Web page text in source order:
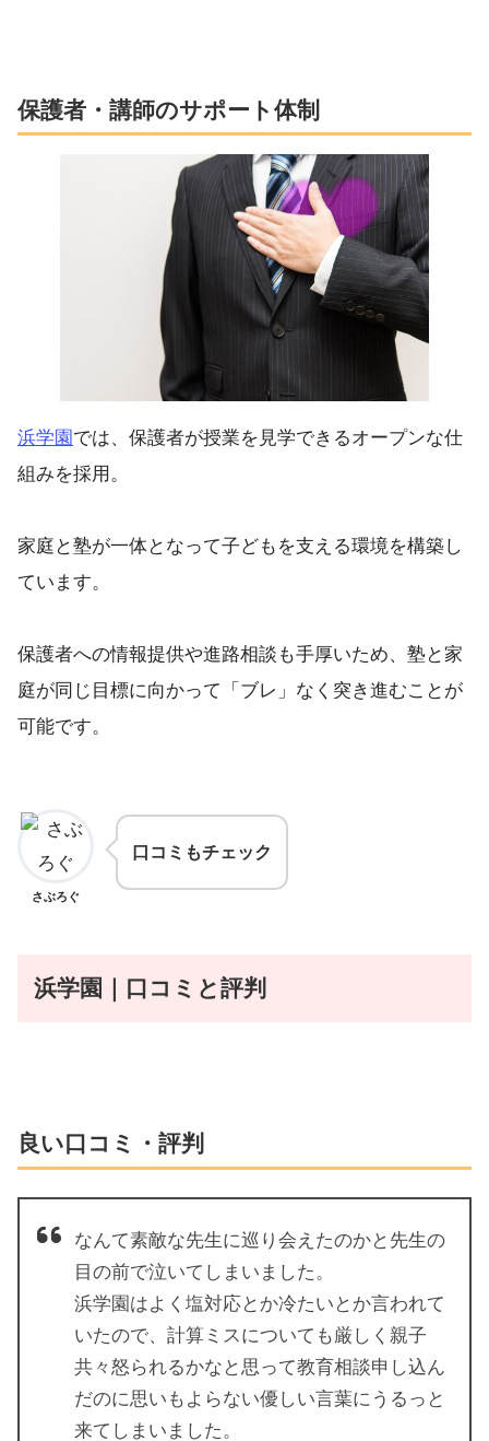
保護者・講師のサポート体制
浜学園では、保護者が授業を見学できるオープンな仕
組みを採用。
家庭と塾が一体となって子どもを支える環境を構築し
ています。
保護者への情報提供や進路相談も手厚いため、塾と家
庭が同じ目標に向かって「ブレ」なく突き進むことが
可能です。
さぶろぐ
口コミもチェック
浜学園｜口コミと評判
良い口コミ・評判
なんて素敵な先生に巡り会えたのかと先生の
目の前で泣いてしまいました。
浜学園はよく塩対応とか冷たいとか言われて
いたので、計算ミスについても厳しく親子
共々怒られるかなと思って教育相談申し込ん
だのに思いもよらない優しい言葉にうるっと
来てしまいました。